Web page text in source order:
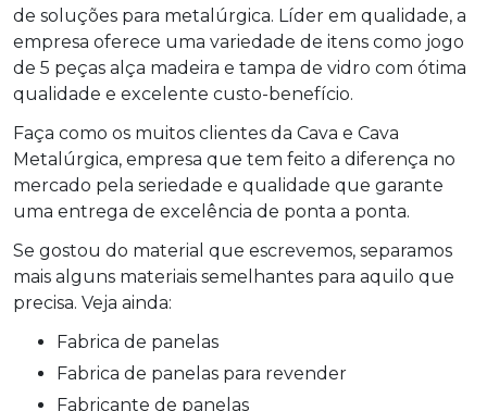
de soluções para metalúrgica. Líder em qualidade, a
empresa oferece uma variedade de itens como jogo
de 5 peças alça madeira e tampa de vidro com ótima
qualidade e excelente custo-benefício.
Faça como os muitos clientes da Cava e Cava
Metalúrgica, empresa que tem feito a diferença no
mercado pela seriedade e qualidade que garante
uma entrega de excelência de ponta a ponta.
Se gostou do material que escrevemos, separamos
mais alguns materiais semelhantes para aquilo que
precisa. Veja ainda:
fabrica de panelas
fabrica de panelas para revender
fabricante de panelas